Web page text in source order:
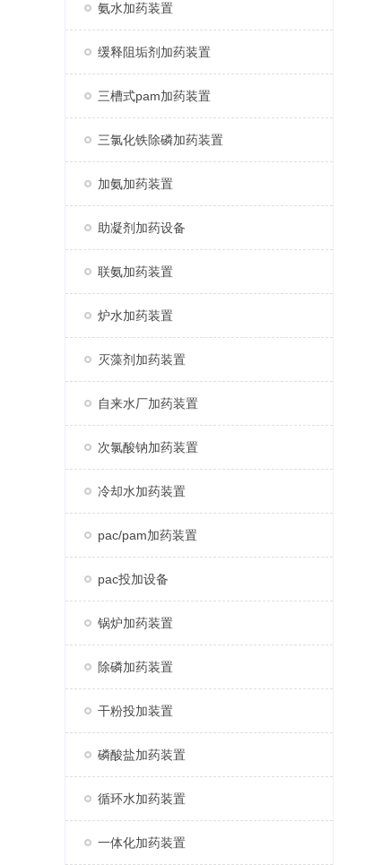
氨水加药装置
缓释阻垢剂加药装置
三槽式pam加药装置
三氯化铁除磷加药装置
加氨加药装置
助凝剂加药设备
联氨加药装置
炉水加药装置
灭藻剂加药装置
自来水厂加药装置
次氯酸钠加药装置
冷却水加药装置
pac/pam加药装置
pac投加设备
锅炉加药装置
除磷加药装置
干粉投加装置
磷酸盐加药装置
循环水加药装置
一体化加药装置